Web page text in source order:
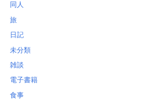
同人
旅
日記
未分類
雑談
電子書籍
食事